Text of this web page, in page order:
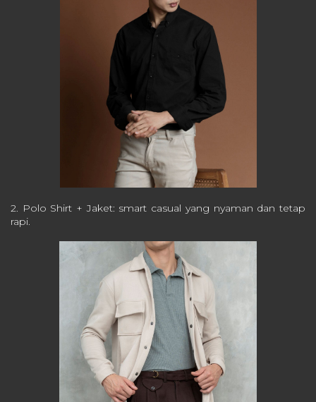
2. Polo Shirt + Jaket: smart casual yang nyaman dan tetap
rapi.